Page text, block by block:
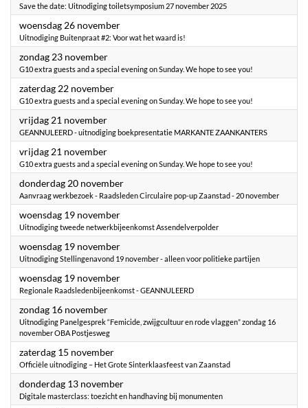
Save the date: Uitnodiging toiletsymposium 27 november 2025
woensdag 26 november2025
Uitnodiging Buitenpraat #2: Voor wat het waard is!
zondag 23 november2025
G10 extra guests and a special evening on Sunday. We hope to see you!
zaterdag 22 november2025
G10 extra guests and a special evening on Sunday. We hope to see you!
vrijdag 21 november2025
GEANNULEERD - uitnodiging boekpresentatie MARKANTE ZAANKANTERS
vrijdag 21 november2025
G10 extra guests and a special evening on Sunday. We hope to see you!
donderdag 20 november2025
Aanvraag werkbezoek - Raadsleden Circulaire pop-up Zaanstad - 20 november
woensdag 19 november2025
Uitnodiging tweede netwerkbijeenkomst Assendelverpolder
woensdag 19 november2025
Uitnodiging Stellingenavond 19 november - alleen voor politieke partijen
woensdag 19 november2025
Regionale Raadsledenbijeenkomst - GEANNULEERD
zondag 16 november2025
Uitnodiging ​Panelgesprek “Femicide, zwijgcultuur en rode vlaggen” zondag 16
november OBA Postjesweg
zaterdag 15 november2025
Officiële uitnodiging – Het Grote Sinterklaasfeest van Zaanstad
donderdag 13 november2025
Digitale masterclass: toezicht en handhaving bij monumenten